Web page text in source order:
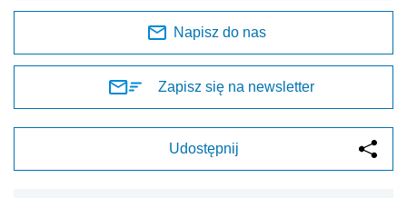
Napisz do nas
Zapisz się na newsletter
Udostępnij